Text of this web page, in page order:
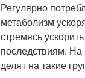
Регулярно
метаболизм
стремясь
последствиям. На
делят на такие